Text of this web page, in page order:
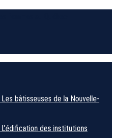
Les bâtisseuses de la Nouvelle-
L’édification des institutions